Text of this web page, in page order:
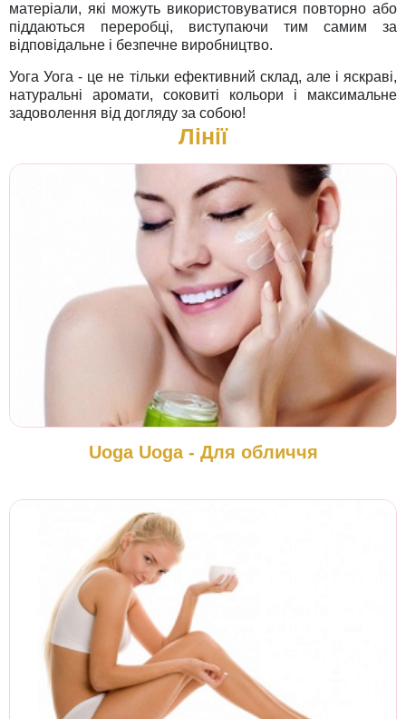
матеріали, які можуть використовуватися повторно або
піддаються переробці, виступаючи тим самим за
відповідальне і безпечне виробництво.
Уога Уога - це не тільки ефективний склад, але і яскраві,
натуральні аромати, соковиті кольори і максимальне
задоволення від догляду за собою!
Лінії
Uoga Uoga - Для обличчя